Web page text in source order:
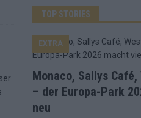
TOP STORIES
Monaco, Sallys
– der Europa-Park
neu
EXTRA